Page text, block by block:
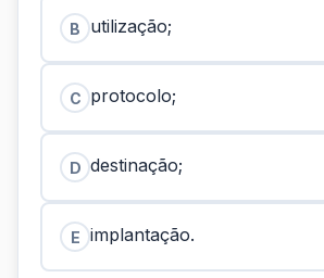
B utilização;
C protocolo;
D destinação;
E implantação.